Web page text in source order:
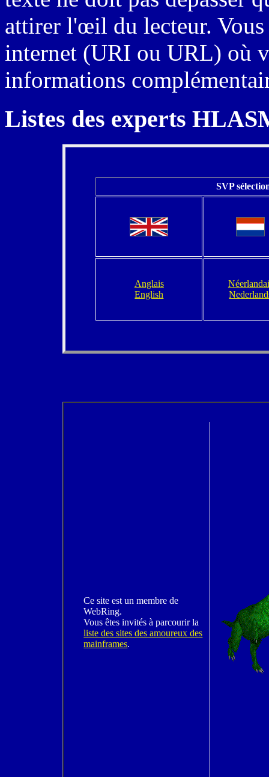
attirer l'œil du lecteur.
internet (URI ou URL) où
informations
Listes des experts
SVP
Anglais
English
Ce site est un membre de
WebRing.
Vous êtes invités à parcourir la
liste des sites des amoureux des
mainframes.